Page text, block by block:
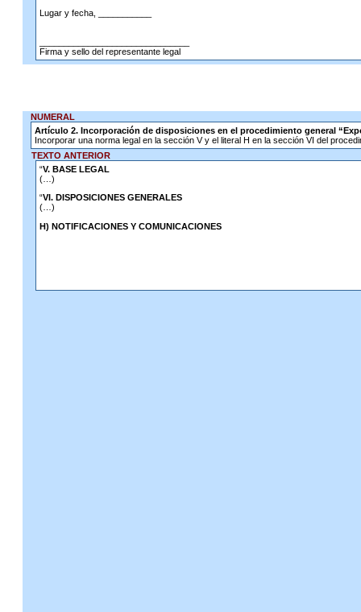
Lugar y fecha, ___________
Firma y sello del representante legal
NUMERAL
Artículo 2. Incorporación de disposiciones en el procedimiento general
Incorporar una norma legal en la sección V y el literal H en la sección VI del
TEXTO ANTERIOR
“V. BASE LEGAL
(…)
“VI. DISPOSICIONES GENERALES
(…)
H) NOTIFICACIONES Y COMUNICACIONES